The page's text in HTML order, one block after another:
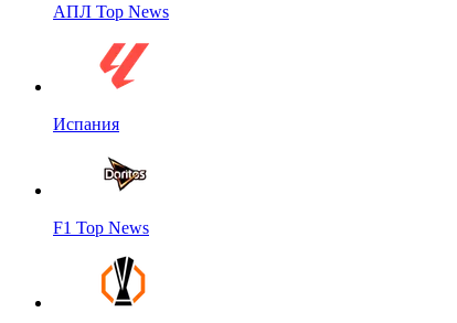
АПЛ Top News
Испания
F1 Top News